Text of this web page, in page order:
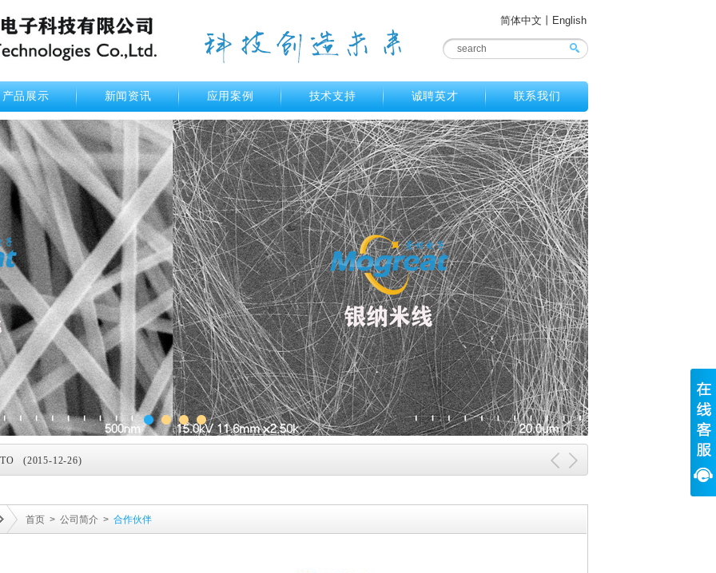
简体中文 English
产品展示 新闻资讯 应用案例 技术支持 诚聘英才 联系我们
(2015-12-26)
(2015-12-26)
Nanowires 到底有何神奇 (2015-12-26)
首页 > 公司简介 > 合作伙伴